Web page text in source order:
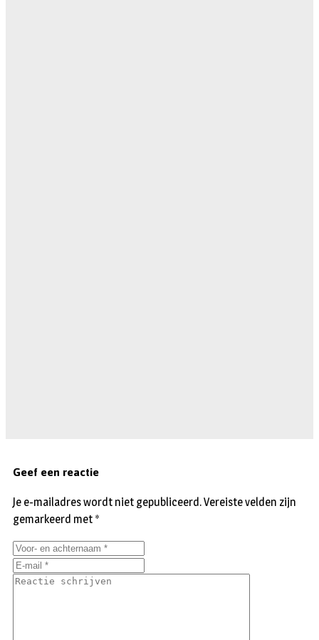
Geef een reactie
Je e-mailadres wordt niet gepubliceerd.Vereiste velden zijn
gemarkeerd met *